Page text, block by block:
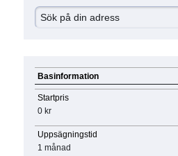
Basinformation
Startpris
0 kr
Uppsägningstid
1 månad